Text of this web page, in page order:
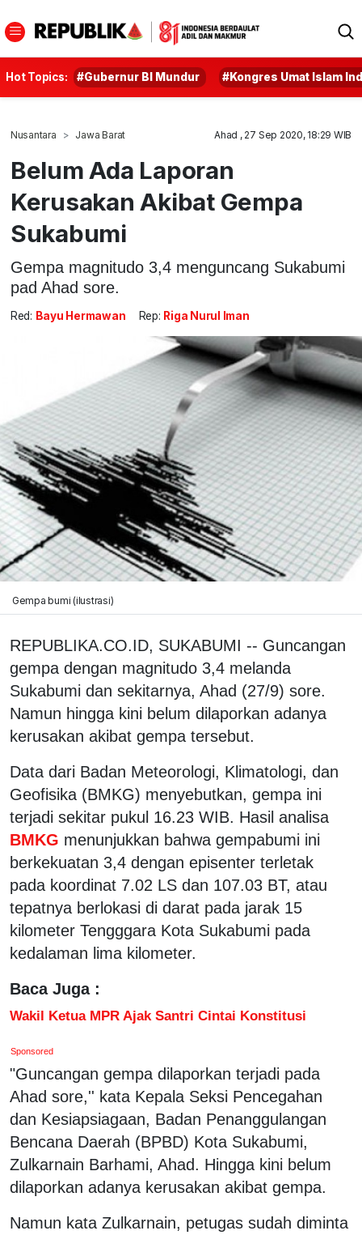
Hot Topics: #Gubernur BI Mundur #Kongres Umat Islam
Nusantara Jawa Barat Ahad , 27 Sep 2020, 18:29 WIB
Belum Ada Laporan
Kerusakan Akibat Gempa
Sukabumi
Gempa magnitudo 3,4 menguncang Sukabumi
pad Ahad sore.
Red: Bayu Hermawan Rep: Riga Nurul Iman
Gempa bumi (ilustrasi)
REPUBLIKA.CO.ID, SUKABUMI -- Guncangan
gempa dengan magnitudo 3,4 melanda
Sukabumi dan sekitarnya, Ahad (27/9) sore.
Namun hingga kini belum dilaporkan adanya
kerusakan akibat gempa tersebut.
Data dari Badan Meteorologi, Klimatologi, dan
Geofisika (BMKG) menyebutkan, gempa ini
terjadi sekitar pukul 16.23 WIB. Hasil analisa
BMKG menunjukkan bahwa gempabumi ini
berkekuatan 3,4 dengan episenter terletak
pada koordinat 7.02 LS dan 107.03 BT, atau
tepatnya berlokasi di darat pada jarak 15
kilometer Tengggara Kota Sukabumi pada
kedalaman lima kilometer.
Baca Juga :
Wakil Ketua MPR Ajak Santri Cintai Konstitusi
Sponsored
"Guncangan gempa dilaporkan terjadi pada
Ahad sore,'' kata Kepala Seksi Pencegahan
dan Kesiapsiagaan, Badan Penanggulangan
Bencana Daerah (BPBD) Kota Sukabumi,
Zulkarnain Barhami, Ahad. Hingga kini belum
dilaporkan adanya kerusakan akibat gempa.
Namun kata Zulkarnain, petugas sudah diminta